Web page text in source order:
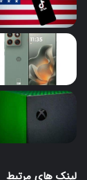
لینک های مرتبط